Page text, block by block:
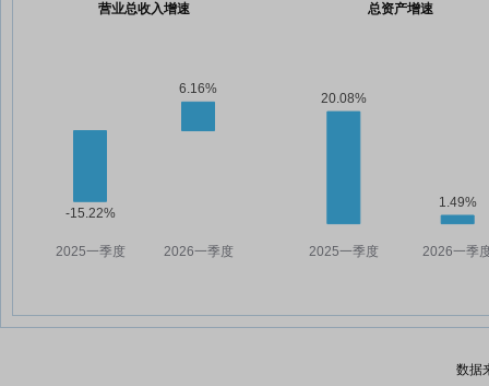
营业总收入增速 总资产增速
数据